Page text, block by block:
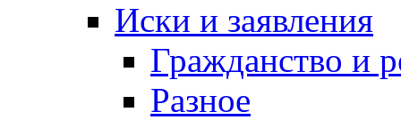
Иски и заявления
Гражданство и
Разное